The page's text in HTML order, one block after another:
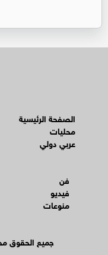
الصفحة الرئيسية
محليات
عربي دولي
فن
فيديو
منوعات
© جميع الحقوق